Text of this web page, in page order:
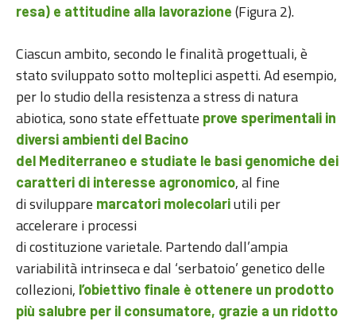
resa) e attitudine alla lavorazione (Figura 2).
Ciascun ambito, secondo le finalità progettuali, è
stato sviluppato sotto molteplici aspetti. Ad esempio,
per lo studio della resistenza a stress di natura
abiotica, sono state effettuate prove sperimentali in
diversi ambienti del Bacino
del Mediterraneo e studiate le basi genomiche dei
caratteri di interesse agronomico, al fine
di sviluppare marcatori molecolariutili per
accelerare i processi
di costituzione varietale. Partendo dall’ampia
variabilità intrinseca e dal ‘serbatoio’ genetico delle
collezioni, l’obiettivo finale è ottenere un prodotto
più salubre per il consumatore, grazie a un ridotto